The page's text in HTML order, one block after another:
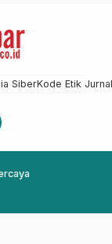
SiberKode Etik